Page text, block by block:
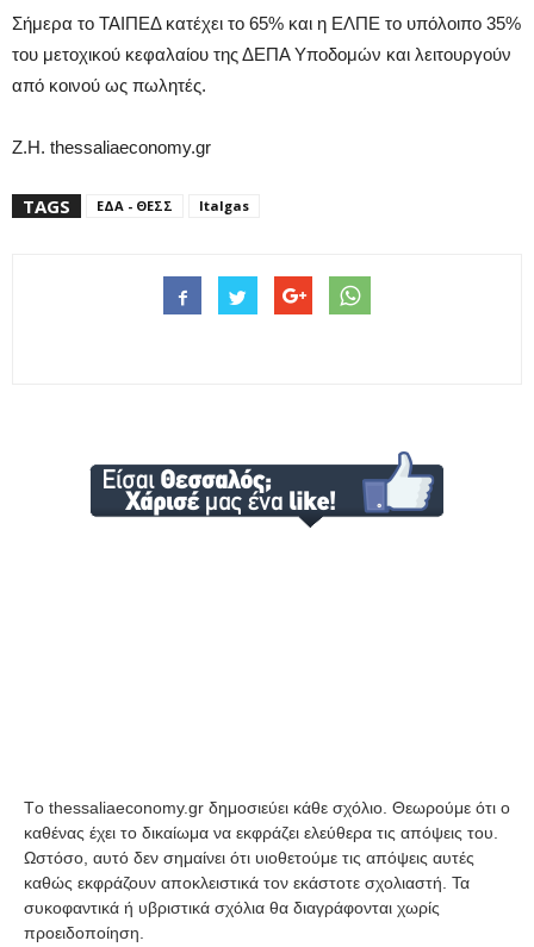
Σήμερα το ΤΑΙΠΕΔ κατέχει το 65% και η ΕΛΠΕ το υπόλοιπο 35%
του μετοχικού κεφαλαίου της ΔΕΠΑ Υποδομών και λειτουργούν
από κοινού ως πωλητές.
Z.H. thessaliaeconomy.gr
TAGS ΕΔΑ - ΘΕΣΣ Italgas
Tο thessaliaeconomy.gr δημοσιεύει κάθε σχόλιο. Θεωρούμε ότι ο
καθένας έχει το δικαίωμα να εκφράζει ελεύθερα τις απόψεις του.
Ωστόσο, αυτό δεν σημαίνει ότι υιοθετούμε τις απόψεις αυτές
καθώς εκφράζουν αποκλειστικά τον εκάστοτε σχολιαστή. Τα
συκοφαντικά ή υβριστικά σχόλια θα διαγράφονται χωρίς
προειδοποίηση.